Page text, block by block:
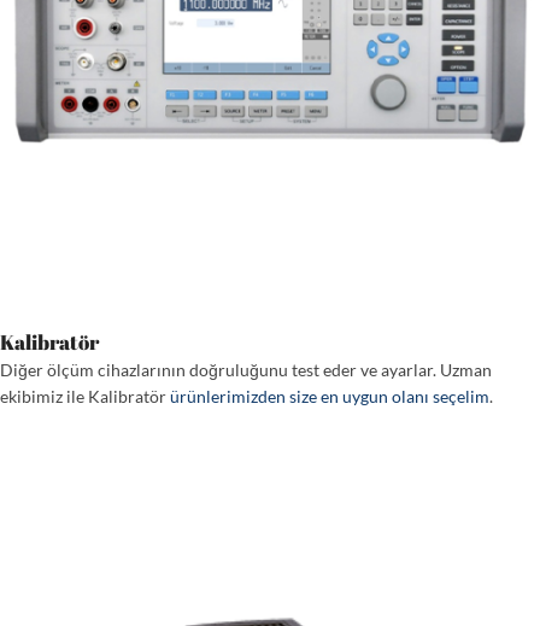
Kalibratör
Diğer ölçüm cihazlarının doğruluğunu test eder ve ayarlar. Uzman
ekibimiz ile Kalibratörürünlerimizden size en uygun olanı seçelim.